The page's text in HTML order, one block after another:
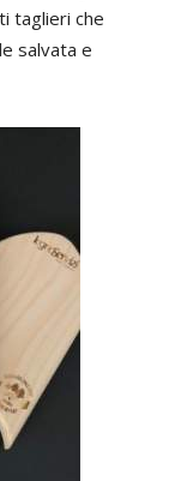
taglieri che
salvata e